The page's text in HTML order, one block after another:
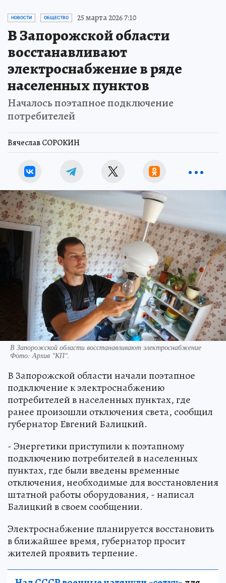
НОВОСТИ ОБЩЕСТВО 25 марта 2026 7:10
В Запорожской области
восстанавливают
электроснабжение в ряде
населенных пунктов
Началось поэтапное подключение
потребителей
Вячеслав СОРОКИН
В Запорожской области восстанавливают электроснабжение
Фото:Архив "КП".
В Запорожской области начали поэтапное
подключение к электроснабжению
потребителей в населенных пунктах, где
ранее произошли отключения света, сообщил
губернатор Евгений Балицкий.
- Энергетики приступили к поэтапному
подключению потребителей в населенных
пунктах, где были введены временные
отключения, необходимые для восстановления
штатной работы оборудования, - написал
Балицкий в своем сообщении.
Электроснабжение планируется восстановить
в ближайшее время, губернатор просит
жителей проявить терпение.